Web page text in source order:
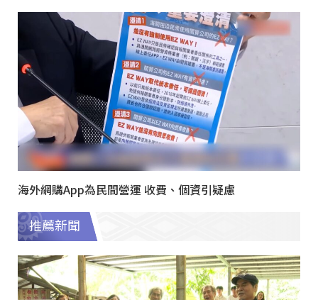
海外網購App為民間營運 收費、個資引疑慮
推薦新聞